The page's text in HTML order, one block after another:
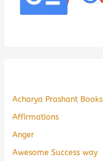
Acharya Prashant Books
Affirmations
Anger
Awesome Success way